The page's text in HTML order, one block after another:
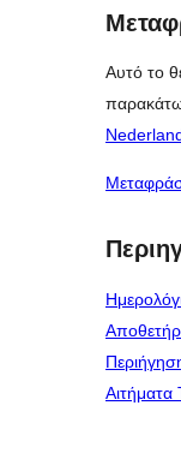
Αυτό το
Αιτήματα